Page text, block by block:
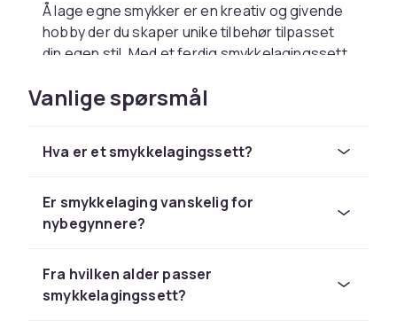
Å lage egne smykker er en kreativ og givende
hobby der du skaper unike tilbehør tilpasset
din egen stil. Med et ferdig smykkelagingssett
begynne å lage armbånd, halskjeder,
øredobber og andre smykker med en gang.
og resultatet er personlige smykker du kan
Hva inneholder et
Et typisk smykkelagingssett inneholder perler i
ulike størrelser, farger og materialer, elastisk
Vanlige spørsmål
Hva er et smykkelagingssett?
Er smykkelaging vanskelig for
nybegynnere?
Fra hvilken alder passer
smykkelagingssett?